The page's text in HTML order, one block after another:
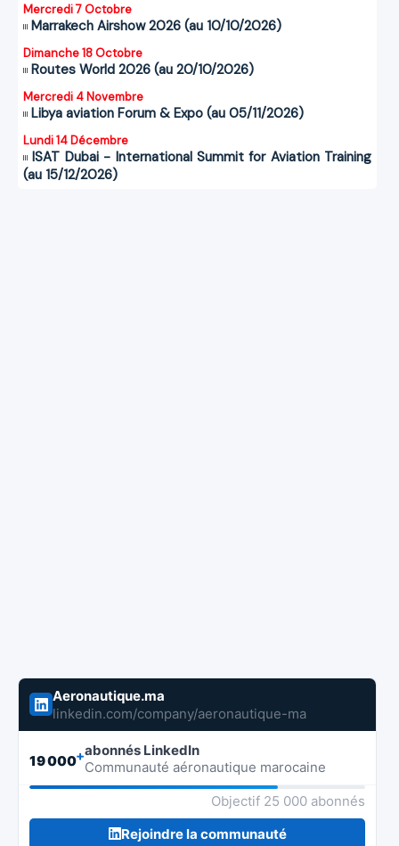
Mercredi 7 Octobre
Marrakech Airshow 2026 (au 10/10/2026)
Dimanche 18 Octobre
Routes World 2026 (au 20/10/2026)
Mercredi 4 Novembre
Libya aviation Forum & Expo (au 05/11/2026)
Lundi 14 Décembre
ISAT Dubai - International Summit for Aviation Training
(au 15/12/2026)
Aeronautique.ma
linkedin.com/company/aeronautique-ma
19 000+abonnés LinkedIn
Communauté aéronautique marocaine
Objectif 25 000 abonnés
Rejoindre la communauté